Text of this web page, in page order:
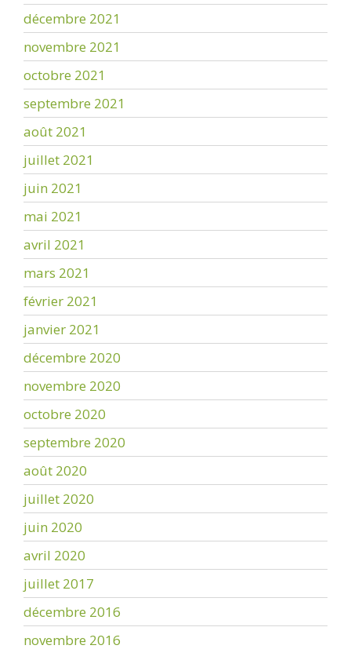
décembre 2021
novembre 2021
octobre 2021
septembre 2021
août 2021
juillet 2021
juin 2021
mai 2021
avril 2021
mars 2021
février 2021
janvier 2021
décembre 2020
novembre 2020
octobre 2020
septembre 2020
août 2020
juillet 2020
juin 2020
avril 2020
juillet 2017
décembre 2016
novembre 2016